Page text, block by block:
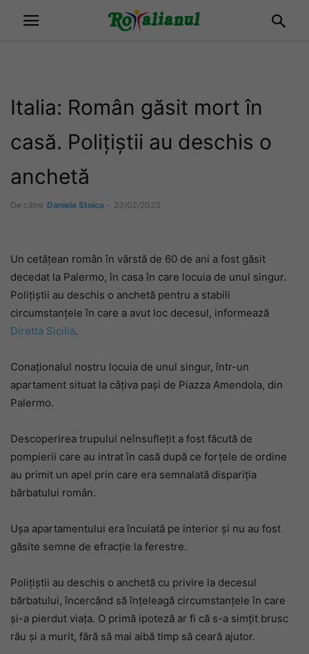
Italia: Român găsit mort în
casă. Polițiștii au deschis o
anchetă
De către Daniela Stoica - 23/02/2023
Un cetățean român în vârstă de 60 de ani a fost găsit
decedat la Palermo, în casa în care locuia de unul singur.
Polițiștii au deschis o anchetă pentru a stabili
circumstanțele în care a avut loc decesul, informează
Diretta Sicilia.
Conaționalul nostru locuia de unul singur, într-un
apartament situat la câțiva pași de Piazza Amendola, din
Palermo.
Descoperirea trupului neînsuflețit a fost făcută de
pompierii care au intrat în casă după ce forțele de ordine
au primit un apel prin care era semnalată dispariția
bărbatului român.
Ușa apartamentului era încuiată pe interior și nu au fost
găsite semne de efracție la ferestre.
Polițiștii au deschis o anchetă cu privire la decesul
bărbatului, încercând să înțeleagă circumstanțele în care
și-a pierdut viața. O primă ipoteză ar fi că s-a simțit brusc
rău și a murit, fără să mai aibă timp să ceară ajutor.